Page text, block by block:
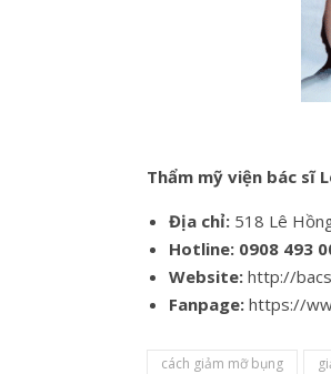
Thẩm mỹ viện bác sĩ
Địa chỉ: 518 Lê
Hotline: 0908 493
Website: http://
Fanpage: https://
cách giảm mỡ bụng